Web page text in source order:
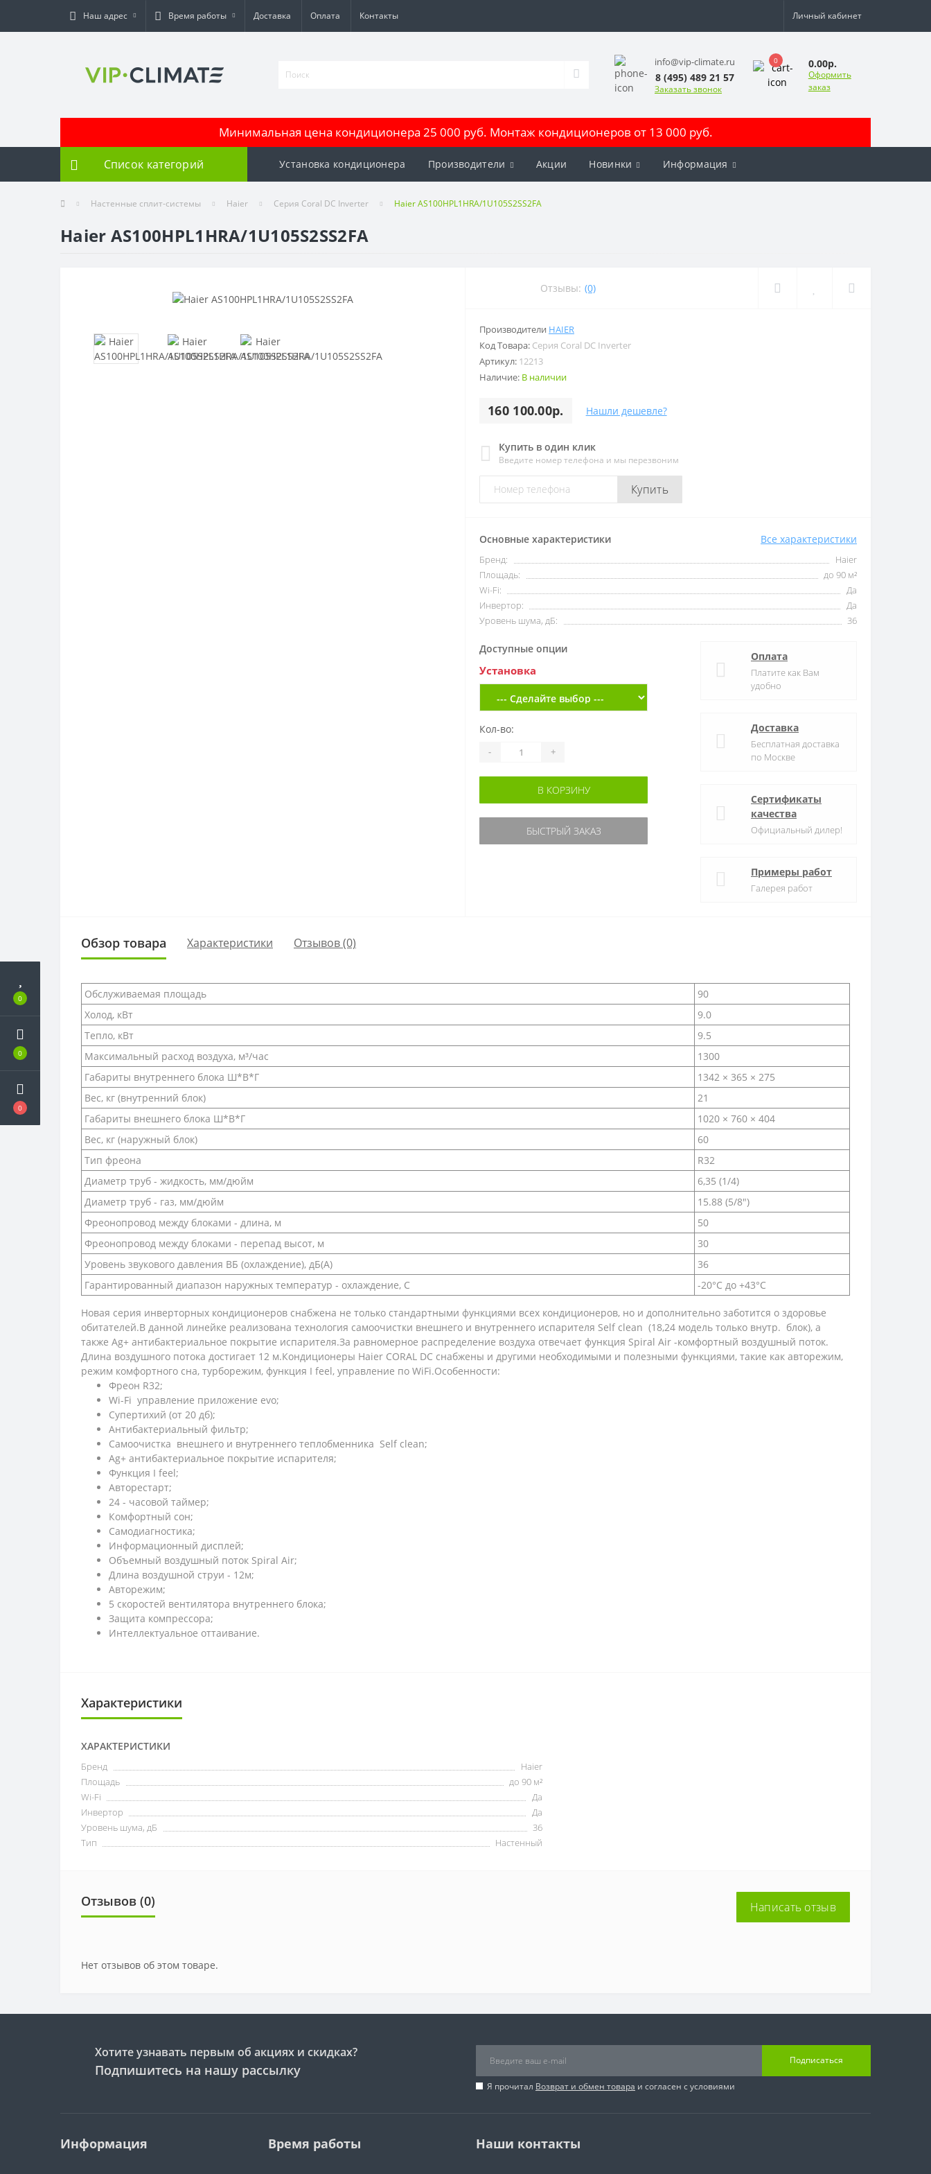
0
0
0
Наш адрес Время работы Доставка Оплата Контакты Личный кабинет
info@vip-climate.ru
8 (495) 489 21 57
Заказать звонок
0 0.00р.
Оформить
заказ
Минимальная цена кондиционера 25 000 руб. Монтаж кондиционеров от 13 000 руб.
Список категорий Установка кондиционера Производители Акции Новинки Информация
Настенные сплит-системы Haier Серия Coral DC Inverter Haier AS100HPL1HRA/1U105S2SS2FA
Haier AS100HPL1HRA/1U105S2SS2FA
Отзывы: (0)
Производители HAIER
Код Товара: Серия Coral DC Inverter
Артикул: 12213
Наличие: В наличии
160 100.00р. Нашли дешевле?
Купить в один клик
Введите номер телефона и мы перезвоним
Купить
Основные характеристики Все характеристики
Бренд:
Haier
Площадь:
до 90 м²
Wi-Fi:
Да
Инвертор:
Да
Уровень шума, дБ:
36
Доступные опции
Установка
Кол-во:
- +
В КОРЗИНУ
БЫСТРЫЙ ЗАКАЗ
Оплата
Платите как Вам
удобно
Доставка
Бесплатная доставка
по Москве
Сертификаты
качества
Официальный дилер!
Примеры работ
Галерея работ
Обзор товара Характеристики Отзывов (0)
Обслуживаемая площадь
90
Холод, кВт
9.0
Тепло, кВт
9.5
Максимальный расход воздуха, м³/час
1300
Габариты внутреннего блока Ш*В*Г
1342 × 365 × 275
Вес, кг (внутренний блок)
21
Габариты внешнего блока Ш*В*Г
1020 × 760 × 404
Вес, кг (наружный блок)
60
Тип фреона
R32
Диаметр труб - жидкость, мм/дюйм
6,35 (1/4)
Диаметр труб - газ, мм/дюйм
15.88 (5/8″)
Фреонопровод между блоками - длина, м
50
Фреонопровод между блоками - перепад высот, м
30
Уровень звукового давления ВБ (охлаждение), дБ(А)
36
Гарантированный диапазон наружных температур - охлаждение, С
-20°С до +43°С
Новая серия инверторных кондиционеров снабжена не только стандартными функциями всех кондиционеров, но и дополнительно заботится о здоровье
обитателей.В данной линейке реализована технология самоочистки внешнего и внутреннего испарителя Self clean (18,24 модель только внутр. блок), а
также Ag+ антибактериальное покрытие испарителя.За равномерное распределение воздуха отвечает функция Spiral Air -комфортный воздушный поток.
Длина воздушного потока достигает 12 м.Кондиционеры Haier CORAL DC снабжены и другими необходимыми и полезными функциями, такие как авторежим,
режим комфортного сна, турборежим, функция I feel, управление по WiFi.Особенности:
Фреон R32;
Wi-Fi управление приложение evo;
Супертихий (от 20 дб);
Антибактериальный фильтр;
Самоочистка внешнего и внутреннего теплобменника Self clean;
Ag+ антибактериальное покрытие испарителя;
Функция I feel;
Авторестарт;
24 - часовой таймер;
Комфортный сон;
Самодиагностика;
Информационный дисплей;
Объемный воздушный поток Spiral Air;
Длина воздушной струи - 12м;
Авторежим;
5 скоростей вентилятора внутреннего блока;
Защита компрессора;
Интеллектуальное оттаивание.
Характеристики
ХАРАКТЕРИСТИКИ
Бренд
Haier
Площадь
до 90 м²
Wi-Fi
Да
Инвертор
Да
Уровень шума, дБ
36
Тип
Настенный
Отзывов (0) Написать отзыв
Нет отзывов об этом товаре.
Хотите узнавать первым об акциях и скидках?
Подпишитесь на нашу рассылку
Подписаться
Я прочитал Возврат и обмен товара и согласен с условиями
Информация Время работы Наши контакты